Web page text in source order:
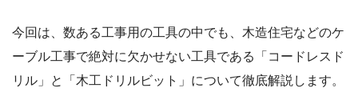
今回は、数ある工事用の工具の中でも、木造住宅などのケ
ーブル工事で絶対に欠かせない工具である「コードレスド
リル」と「木工ドリルビット」について徹底解説します。